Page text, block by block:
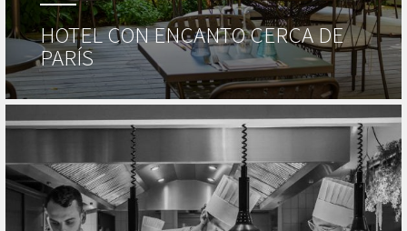
HOTEL CON ENCANTO CERCA DE
PARÍS